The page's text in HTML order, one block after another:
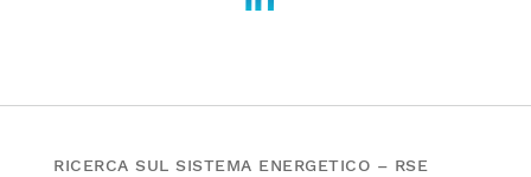
RICERCA SUL SISTEMA ENERGETICO – RSE